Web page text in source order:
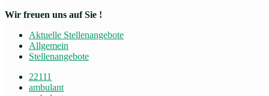
Wir freuen uns auf Sie !
Aktuelle Stellenangebote
Allgemein
Stellenangebote
22111
ambulant